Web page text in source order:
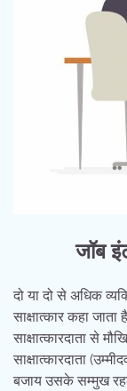
जॉब
दो या दो से अधिक
साक्षात्कार कहा जाता
साक्षात्कारदाता से
साक्षात्कारदाता
बजाय उसके सम्मुख